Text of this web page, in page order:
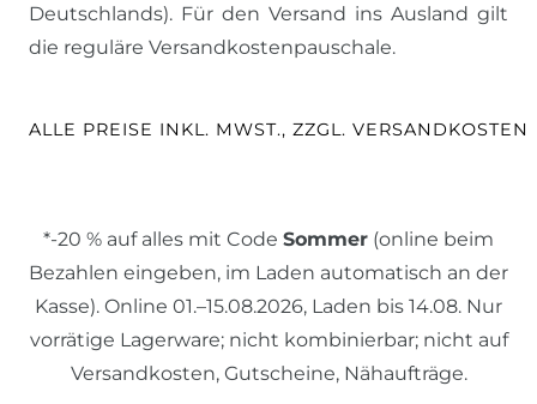
Deutschlands). Für den Versand ins Ausland gilt
die reguläre Versandkostenpauschale.
ALLE PREISE INKL. MWST., ZZGL. VERSANDKOSTEN
*-20 % auf alles mit Code Sommer (online beim
Bezahlen eingeben, im Laden automatisch an der
Kasse). Online 01.–15.08.2026, Laden bis 14.08. Nur
vorrätige Lagerware; nicht kombinierbar; nicht auf
Versandkosten, Gutscheine, Nähaufträge.